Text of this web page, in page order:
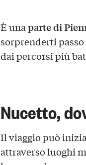
È unaparte di
sorprenderti
dai percorsi più
Nucetto,
Il viaggio può
attraverso luoghi